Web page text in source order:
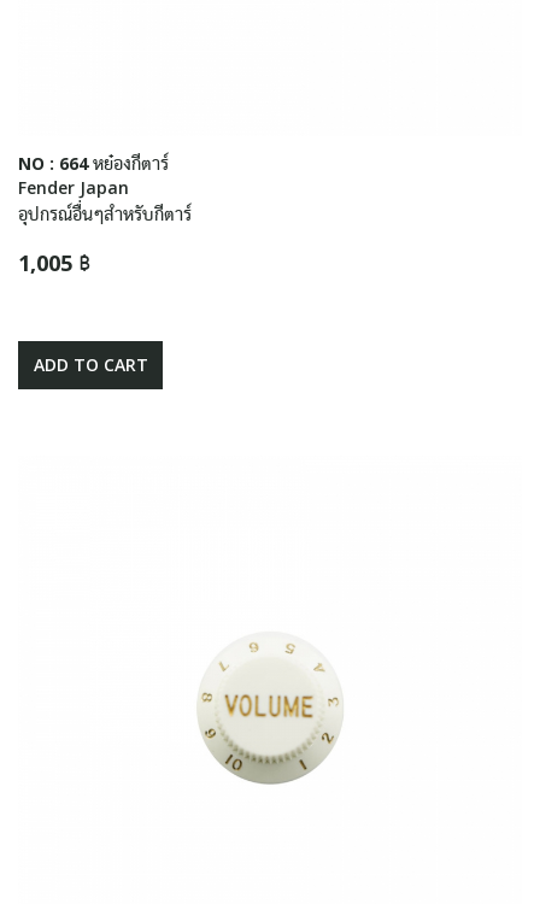
NO : 664 หย๋องกีตาร์
Fender Japan
อุปกรณ์อื่นๆสำหรับกีตาร์
1,005 ฿
ADD TO CART